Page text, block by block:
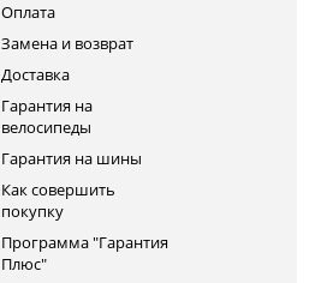
Оплата
Замена и возврат
Доставка
Гарантия на
велосипеды
Гарантия на шины
Как совершить
покупку
Программа "Гарантия
Плюс"